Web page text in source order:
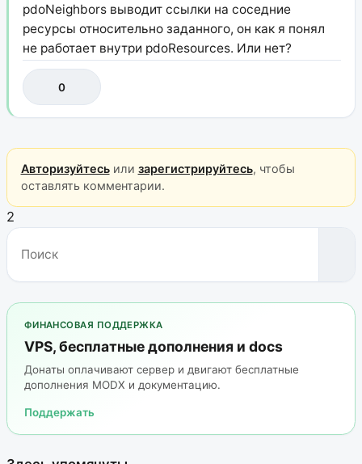
pdoNeighbors выводит ссылки на соседние
ресурсы относительно заданного, он как я понял
не работает внутри pdoResources. Или нет?
0
Авторизуйтесьили зарегистрируйтесь, чтобы
оставлять комментарии.
2
ФИНАНСОВАЯ ПОДДЕРЖКА
VPS, бесплатные дополнения и docs
Донаты оплачивают сервер и двигают бесплатные
дополнения MODX и документацию.
Поддержать